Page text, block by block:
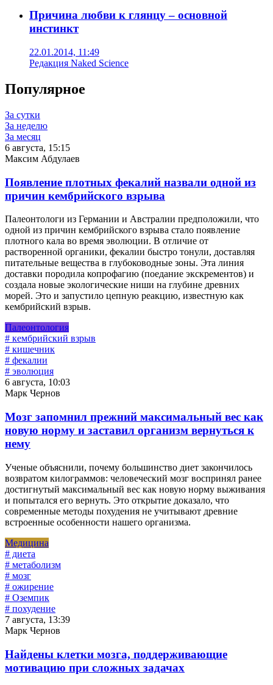
Причина любви к глянцу – основной
инстинкт
22.01.2014, 11:49
Редакция Naked Science
Популярное
За сутки
За неделю
За месяц
6 августа, 15:15
Максим Абдулаев
Появление плотных фекалий назвали одной из
причин кембрийского взрыва
Палеонтологи из Германии и Австралии предположили, что
одной из причин кембрийского взрыва стало появление
плотного кала во время эволюции. В отличие от
растворенной органики, фекалии быстро тонули, доставляя
питательные вещества в глубоководные зоны. Эта линия
доставки породила копрофагию (поедание экскрементов) и
создала новые экологические ниши на глубине древних
морей. Это и запустило цепную реакцию, известную как
кембрийский взрыв.
Палеонтология
# кембрийский взрыв
# кишечник
# фекалии
# эволюция
6 августа, 10:03
Марк Чернов
Мозг запомнил прежний максимальный вес как
новую норму и заставил организм вернуться к
нему
Ученые объяснили, почему большинство диет закончилось
возвратом килограммов: человеческий мозг воспринял ранее
достигнутый максимальный вес как новую норму выживания
и попытался его вернуть. Это открытие доказало, что
современные методы похудения не учитывают древние
встроенные особенности нашего организма.
Медицина
# диета
# метаболизм
# мозг
# ожирение
# Оземпик
# похудение
7 августа, 13:39
Марк Чернов
Найдены клетки мозга, поддерживающие
мотивацию при сложных задачах